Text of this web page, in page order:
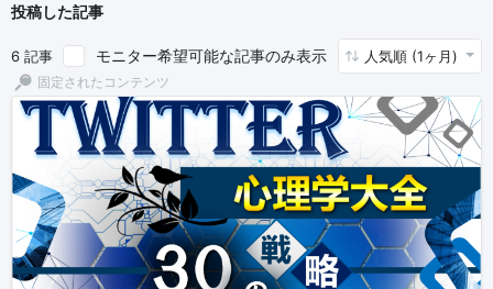
投稿した記事
6 記事 モニター希望可能な記事のみ表示 人気順 (1ヶ月)